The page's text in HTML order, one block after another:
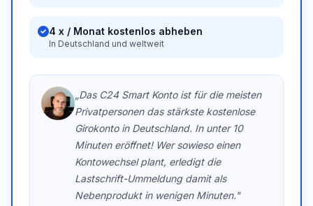
4 x / Monat kostenlos abheben
In Deutschland und weltweit
„Das C24 Smart Konto ist für die meisten
Privatpersonen das stärkste kostenlose
Girokonto in Deutschland. In unter 10
Minuten eröffnet! Wer sowieso einen
Kontowechsel plant, erledigt die
Lastschrift-Ummeldung damit als
Nebenprodukt in wenigen Minuten."